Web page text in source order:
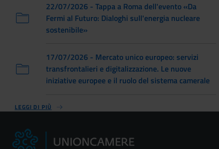
22/07/2026 - Tappa a Roma dell'evento «Da
Fermi al Futuro: Dialoghi sull'energia nucleare
sostenibile»
17/07/2026 - Mercato unico europeo: servizi
transfrontalieri e digitalizzazione. Le nuove
iniziative europee e il ruolo del sistema camerale
LEGGI DI PIÙ